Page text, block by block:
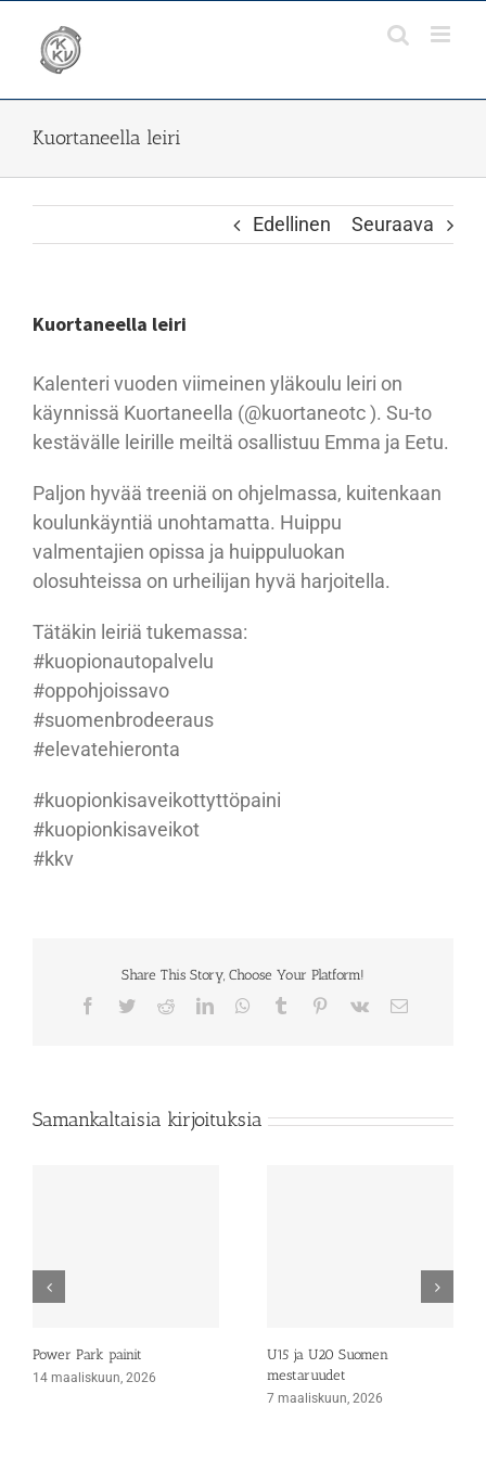
content
Kuortaneella leiri
Edellinen Seuraava
Kuortaneella leiri
Kalenteri vuoden viimeinen yläkoulu leiri on
käynnissä Kuortaneella (@kuortaneotc ). Su-to
kestävälle leirille meiltä osallistuu Emma ja Eetu.
Paljon hyvää treeniä on ohjelmassa, kuitenkaan
koulunkäyntiä unohtamatta. Huippu
valmentajien opissa ja huippuluokan
olosuhteissa on urheilijan hyvä harjoitella.
Tätäkin leiriä tukemassa:
#kuopionautopalvelu
#oppohjoissavo
#suomenbrodeeraus
#elevatehieronta
#kuopionkisaveikottyttöpaini
#kuopionkisaveikot
#kkv
Share This Story, Choose Your Platform!
Facebook
TwitterRedditLinkedInWhatsApp
Tumblr Pinterest
Vk Sähköposti
Samankaltaisia kirjoituksia
Power Park painit
14 maaliskuun, 2026
U15 ja U20 Suomen
mestaruudet
7 maaliskuun, 2026